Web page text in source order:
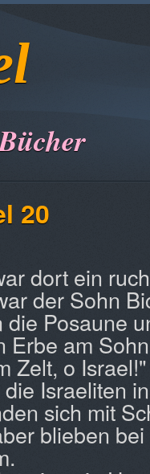
20
dort ein
der Sohn
Posaune
Erbe am
Zelt, o Israel!"
Israeliten
sich mit
blieben